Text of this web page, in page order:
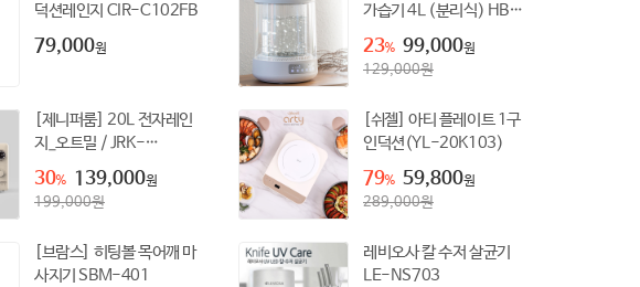
덕션레인지 CIR-C102FB
79,000원
가습기 4L (분리식) HBH-
HU1500H
23% 99,000원
129,000원
[제니퍼룸] 20L 전자레인
지_오트밀 / JRK-
MO2001OM
30% 139,000원
199,000원
[쉬젤] 아티 플레이트 1구
인덕션(YL-20K103)
79% 59,800원
289,000원
[브람스] 히팅볼 목어깨 마
사지기 SBM-401
레비오사 칼 수저 살균기
LE-NS703